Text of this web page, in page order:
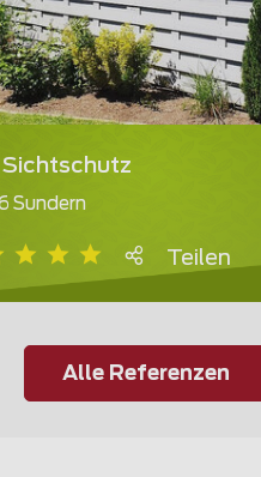
Sichtschutz
Sundern
Teilen
Alle Referenzen